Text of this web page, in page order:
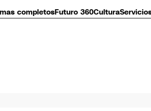
completosFuturo 360Cultura